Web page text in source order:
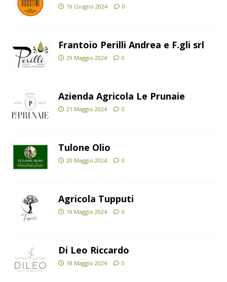
19 Giugno 2024 0
Frantoio Perilli Andrea e F.gli srl
29 Maggio 2024 0
Azienda Agricola Le Prunaie
21 Maggio 2024 0
Tulone Olio
20 Maggio 2024 0
Agricola Tupputi
19 Maggio 2024 0
Di Leo Riccardo
18 Maggio 2024 0